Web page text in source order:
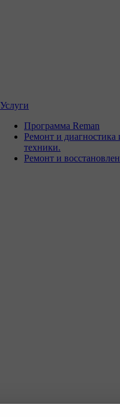
Услуги
Программа Reman
Ремонт и
техники.
Ремонт и